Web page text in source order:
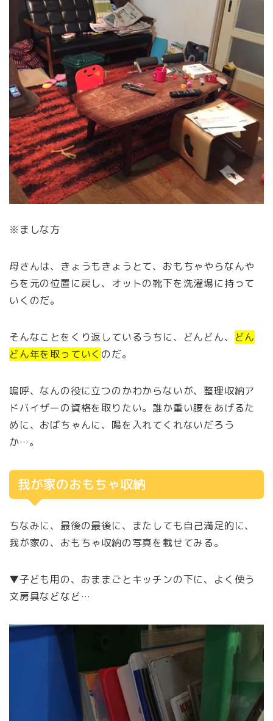
※ましな方
母さんは、きょうもきょうとて、おもちゃやらなんや
らを元の位置に戻し、オットの靴下を洗濯場に持って
いくのだ。
そんなことをくり返しているうちに、どんどん、
どん
どん年を取っていく のだ。
嗚呼、なんの役に立つのかわからないが、整理収納ア
ドバイザーの資格を取りたい。誰か重い腰をあげるた
めに、おばちゃんに、喝を入れてくれないだろう
か…。
我が家のおもちゃ収納
ちなみに、最後の最後に、またしても自己満足的に、
我が家の、おもちゃ収納の写真を載せてみる。
▼子ども用の、おままごとキッチンの下に、よく使う
文房具などなど…